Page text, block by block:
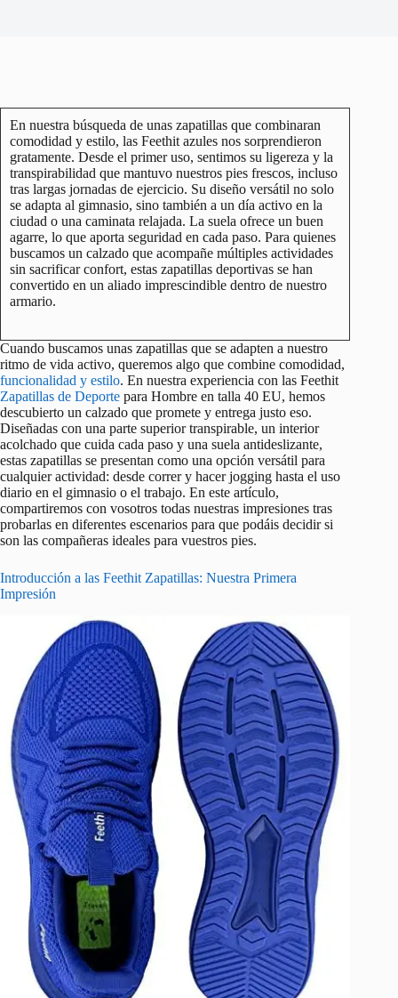
En nuestra búsqueda de unas zapatillas que combinaran
comodidad y estilo, las Feethit azules nos sorprendieron
gratamente. Desde el primer uso, sentimos su ligereza y la
transpirabilidad que mantuvo nuestros pies frescos, incluso
tras largas jornadas de ejercicio. Su diseño versátil no solo
se adapta al gimnasio, sino también a un día activo en la
ciudad o una caminata relajada. La suela ofrece un buen
agarre, lo que aporta seguridad en cada paso. Para quienes
buscamos un calzado que acompañe múltiples actividades
sin sacrificar confort, estas zapatillas deportivas se han
convertido en un aliado imprescindible dentro de nuestro
armario.
Cuando buscamos unas zapatillas que se adapten a nuestro
ritmo de vida activo, queremos algo que combine comodidad,
funcionalidad y estilo. En nuestra experiencia con las Feethit
Zapatillas de Deporte para Hombre en talla 40 EU, hemos
descubierto un calzado que promete y entrega justo eso.
Diseñadas con una parte superior transpirable, un interior
acolchado que cuida cada paso y una suela antideslizante,
estas zapatillas se presentan como una opción versátil para
cualquier actividad: desde correr y hacer jogging hasta el uso
diario en el gimnasio o el trabajo. En este artículo,
compartiremos con vosotros todas nuestras impresiones tras
probarlas en diferentes escenarios para que podáis decidir si
son las compañeras ideales para vuestros pies.
Introducción a las Feethit Zapatillas: Nuestra Primera
Impresión